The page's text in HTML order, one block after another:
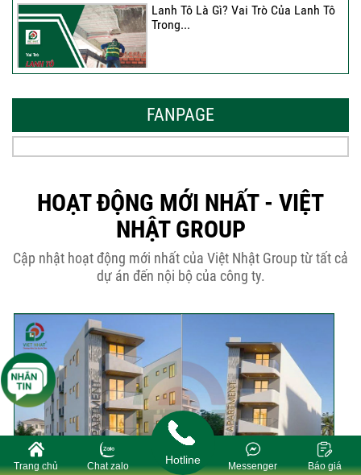
Lanh Tô Là Gì? Vai Trò Của Lanh Tô
Trong...
Thiết Kế Hòa...
Bê Tông...
THÔNG BÁO KẾ HOẠCH TĂNG ĐƠN
GIÁ XÂY DỰNG NHÀ...
Thép Râu Tường – Kinh Nghiệm Thi
Công Chuẩn Kỹ...
10 Vị Trí Nên Xây Gạch Đinh – Chủ
Đầu...
FANPAGE
HOẠT ĐỘNG MỚI NHẤT - VIỆT
NHẬT GROUP
Cập nhật hoạt động mới nhất của Việt Nhật Group từ tất cả
dự án đến nội bộ của công ty.
Trang chủ Chat zalo Báo giá
Messenger
Hotline